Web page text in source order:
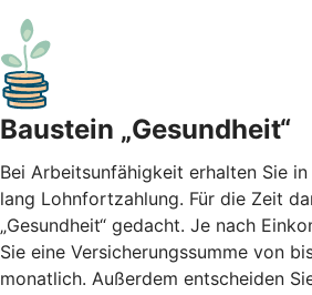
Baustein „Gesundheit“
Bei Arbeitsunfähigkeit erhalten Sie
lang Lohnfortzahlung. Für die Zeit
„Gesundheit“ gedacht. Je nach
Sie eine Versicherungssumme von
monatlich. Außerdem entscheiden